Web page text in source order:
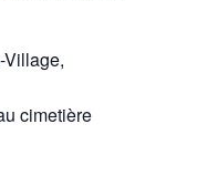
cimetière